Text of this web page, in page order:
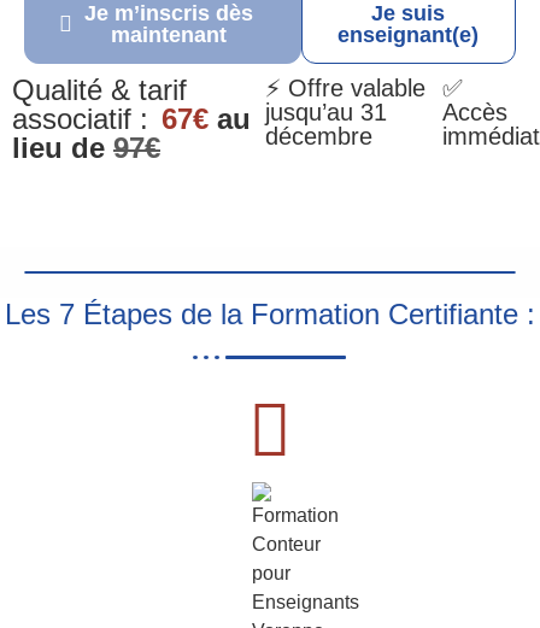
Je m’inscris dès
maintenant
Je suis
enseignant(e)
Qualité & tarif
associatif : 67€ au
lieu de 97€
⚡ Offre valable
jusqu’au 31
décembre
✅
Accès
immédiat
Les 7 Étapes de la Formation Certifiante :